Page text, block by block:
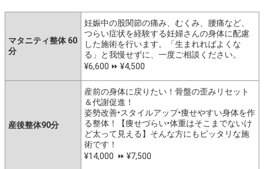
マタニティ整体 60
分
妊娠中の股関節の痛み、むくみ、腰痛など、
つらい症状を経験する妊婦さんの身体に配慮
した施術を行います。「生まれればよくな
る」と我慢せずに、一度ご相談ください。
¥6,600 ⏩️ ¥4,500
産後整体90分
産前の身体に戻りたい！骨盤の歪みリセット
＆代謝促進！
姿勢改善•スタイルアップ•痩せやすい身体を作
る整体！【痩せづらい•体重はそこまでないけ
ど太って見える】そんな方にもピッタリな施
術です！
¥14,000 ⏩️ ¥7,500